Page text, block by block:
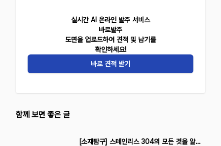
실시간 AI 온라인 발주 서비스
바로발주
도면을 업로드하여 견적 및 납기를
확인하세요!
바로 견적 받기
함께 보면 좋은 글
[소재탐구] 스테인리스 304의 모든 것을 알아